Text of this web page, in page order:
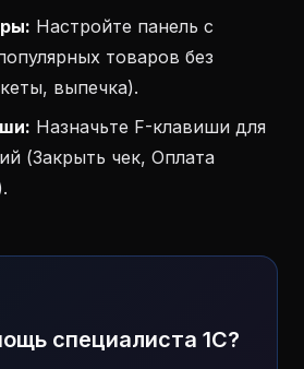
Настройте панель с
товаров без
выпечка).
Назначьте F-клавиши для
(Закрыть чек, Оплата
специалиста 1С?